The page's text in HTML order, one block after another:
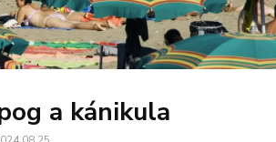
a kánikula